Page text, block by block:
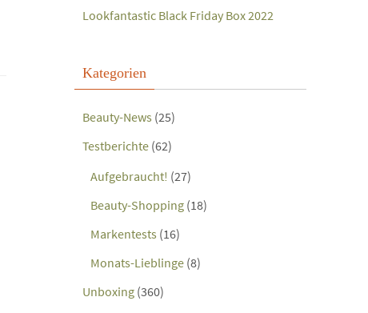
Lookfantastic Black Friday Box 2022
Kategorien
Beauty-News (25)
Testberichte (62)
Aufgebraucht! (27)
Beauty-Shopping (18)
Markentests (16)
Monats-Lieblinge (8)
Unboxing (360)